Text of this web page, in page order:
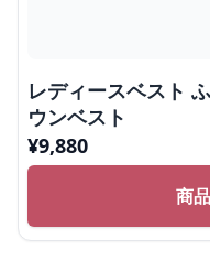
レディースベスト
ウンベスト
¥9,880
商